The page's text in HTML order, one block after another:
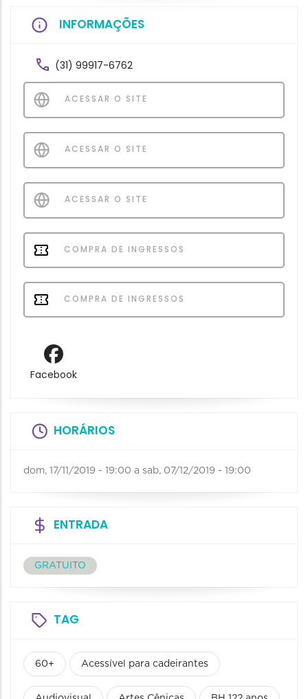
INFORMAÇÕES
(31) 99917-6762
ACESSAR O SITE
ACESSAR O SITE
ACESSAR O SITE
COMPRA DE INGRESSOS
COMPRA DE INGRESSOS
Facebook
HORÁRIOS
dom, 17/11/2019 - 19:00 a sab, 07/12/2019 - 19:00
ENTRADA
GRATUITO
TAG
60+ Acessível para cadeirantes